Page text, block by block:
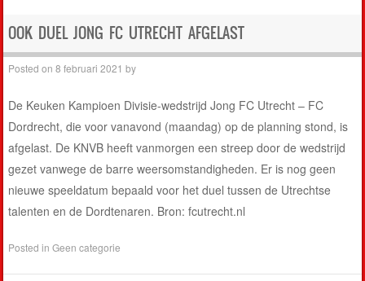
OOK DUEL JONG FC UTRECHT AFGELAST
Posted on8 februari 2021 by
De Keuken Kampioen Divisie-wedstrijd Jong FC Utrecht – FC
Dordrecht, die voor vanavond (maandag) op de planning stond, is
afgelast. De KNVB heeft vanmorgen een streep door de wedstrijd
gezet vanwege de barre weersomstandigheden. Er is nog geen
nieuwe speeldatum bepaald voor het duel tussen de Utrechtse
talenten en de Dordtenaren. Bron: fcutrecht.nl
Posted inGeen categorie